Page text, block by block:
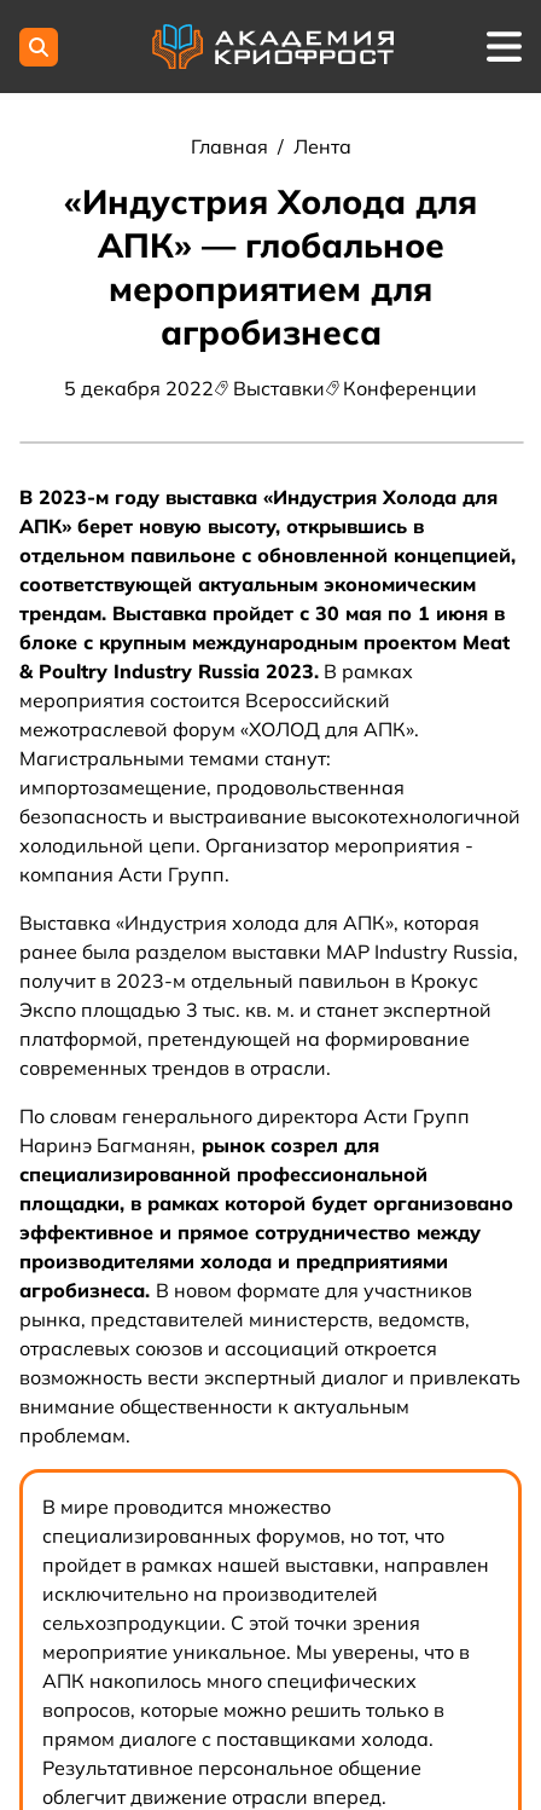
Главная / Лента
«Индустрия Холода для
АПК» — глобальное
мероприятием для
агробизнеса
5 декабря 2022 Выставки Конференции
В 2023-м году выставка «Индустрия Холода для
АПК» берет новую высоту, открывшись в
отдельном павильоне с обновленной концепцией,
соответствующей актуальным экономическим
трендам. Выставка пройдет с 30 мая по 1 июня в
блоке с крупным международным проектом Meat
& Poultry Industry Russia 2023. В рамках
мероприятия состоится Всероссийский
межотраслевой форум «ХОЛОД для АПК».
Магистральными темами станут:
импортозамещение, продовольственная
безопасность и выстраивание высокотехнологичной
холодильной цепи. Организатор мероприятия -
компания Асти Групп.
Выставка «Индустрия холода для АПК», которая
ранее была разделом выставки МАР Industry Russia,
получит в 2023-м отдельный павильон в Крокус
Экспо площадью 3 тыс. кв. м. и станет экспертной
платформой, претендующей на формирование
современных трендов в отрасли.
По словам генерального директора Асти Групп
Наринэ Багманян, рынок созрел для
специализированной профессиональной
площадки, в рамках которой будет организовано
эффективное и прямое сотрудничество между
производителями холода и предприятиями
агробизнеса. В новом формате для участников
рынка, представителей министерств, ведомств,
отраслевых союзов и ассоциаций откроется
возможность вести экспертный диалог и привлекать
внимание общественности к актуальным
проблемам.
В мире проводится множество
специализированных форумов, но тот, что
пройдет в рамках нашей выставки, направлен
исключительно на производителей
сельхозпродукции. С этой точки зрения
мероприятие уникальное. Мы уверены, что в
АПК накопилось много специфических
вопросов, которые можно решить только в
прямом диалоге с поставщиками холода.
Результативное персональное общение
облегчит движение отрасли вперед.